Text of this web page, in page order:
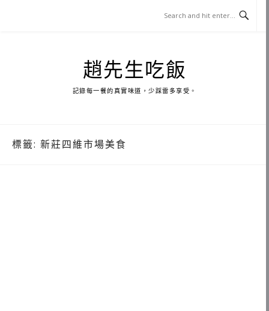
趙先生吃飯
記錄每一餐的真實味道，少踩雷多享受。
標籤: 新莊四維市場美食